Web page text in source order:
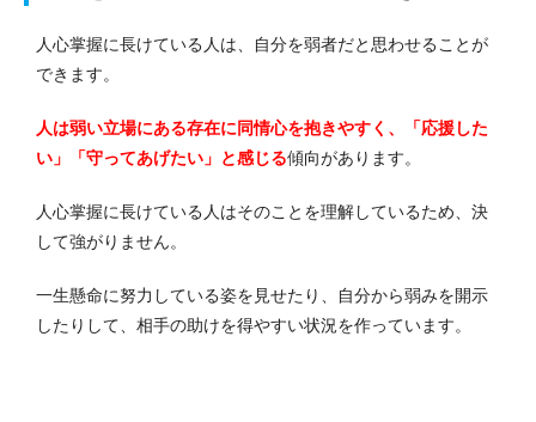
人心掌握に長けている人は、自分を弱者だと思わせることが
できます。
人は弱い立場にある存在に同情心を抱きやすく、「応援した
い」「守ってあげたい」と感じる傾向があります。
人心掌握に長けている人はそのことを理解しているため、決
して強がりません。
一生懸命に努力している姿を見せたり、自分から弱みを開示
したりして、相手の助けを得やすい状況を作っています。